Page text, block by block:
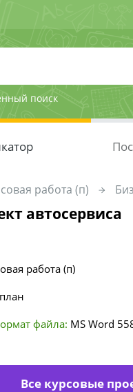
поиск
работа (п)
автосервиса
работа (п)
файла: MS Word
Все курсовые